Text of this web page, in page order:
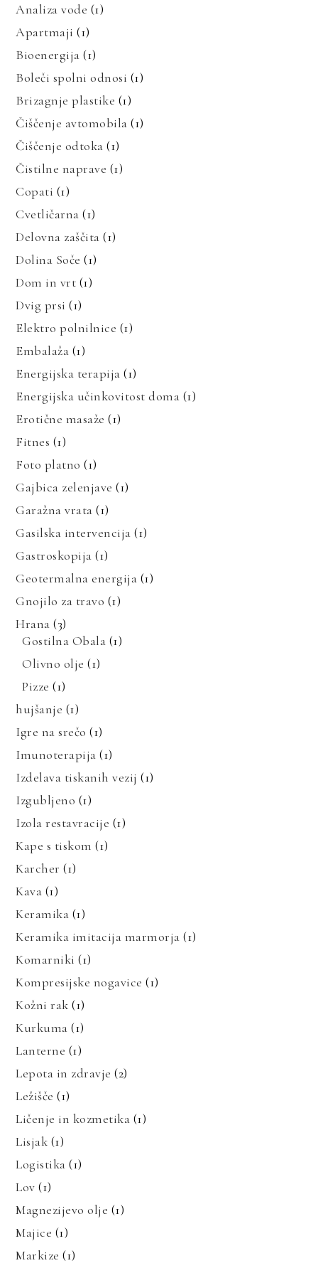
Analiza vode (1)
Apartmaji (1)
Bioenergija (1)
Boleči spolni odnosi (1)
Brizagnje plastike (1)
Čiščenje avtomobila (1)
Čiščenje odtoka (1)
Čistilne naprave (1)
Copati (1)
Cvetličarna (1)
Delovna zaščita (1)
Dolina Soče (1)
Dom in vrt (1)
Dvig prsi (1)
Elektro polnilnice (1)
Embalaža (1)
Energijska terapija (1)
Energijska učinkovitost doma (1)
Erotične masaže (1)
Fitnes (1)
Foto platno (1)
Gajbica zelenjave (1)
Garažna vrata (1)
Gasilska intervencija (1)
Gastroskopija (1)
Geotermalna energija (1)
Gnojilo za travo (1)
Hrana (3)
Gostilna Obala (1)
Olivno olje (1)
Pizze (1)
hujšanje (1)
Igre na srečo (1)
Imunoterapija (1)
Izdelava tiskanih vezij (1)
Izgubljeno (1)
Izola restavracije (1)
Kape s tiskom (1)
Karcher (1)
Kava (1)
Keramika (1)
Keramika imitacija marmorja (1)
Komarniki (1)
Kompresijske nogavice (1)
Kožni rak (1)
Kurkuma (1)
Lanterne (1)
Lepota in zdravje (2)
Ležišče (1)
Ličenje in kozmetika (1)
Lisjak (1)
Logistika (1)
Lov (1)
Magnezijevo olje (1)
Majice (1)
Markize (1)